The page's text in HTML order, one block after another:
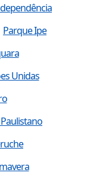
Parque Ipe
Unidas